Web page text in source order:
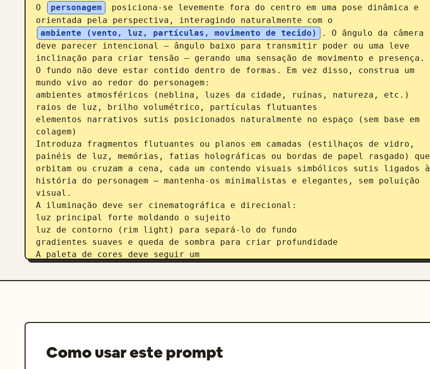
O
personagem
posiciona-se levemente fora do centro em uma pose dinâmica e
orientada pela perspectiva, interagindo naturalmente com o
ambiente (vento, luz, partículas, movimento de tecido)
. O ângulo da câmera
deve parecer intencional — ângulo baixo para transmitir poder ou uma leve
inclinação para criar tensão — gerando uma sensação de movimento e presença.
O fundo não deve estar contido dentro de formas. Em vez disso, construa um
mundo vivo ao redor do personagem:
ambientes atmosféricos (neblina, luzes da cidade, ruínas, natureza, etc.)
raios de luz, brilho volumétrico, partículas flutuantes
elementos narrativos sutis posicionados naturalmente no espaço (sem base em
colagem)
Introduza fragmentos flutuantes ou planos em camadas (estilhaços de vidro,
painéis de luz, memórias, fatias holográficas ou bordas de papel rasgado) que
orbitam ou cruzam a cena, cada um contendo visuais simbólicos sutis ligados à
história do personagem — mantenha-os minimalistas e elegantes, sem poluição
visual.
A iluminação deve ser cinematográfica e direcional:
luz principal forte moldando o sujeito
luz de contorno (rim light) para separá-lo do fundo
gradientes suaves e queda de sombra para criar profundidade
A paleta de cores deve seguir um
evite tipografia pesada ou exagerada
Estilo geral: ultra-realista + editorial cinematográfico, detalhes nítidos no
Como usar este prompt